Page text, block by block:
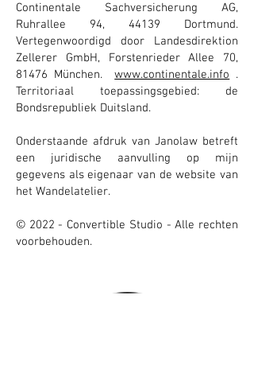
Continentale Sachversicherung AG,
Ruhrallee 94, 44139 Dortmund.
Vertegenwoordigd door Landesdirektion
Zellerer GmbH, Forstenrieder Allee 70,
81476 München.
www.continentale.info .
Territoriaal toepassingsgebied: de
Bondsrepubliek Duitsland.
Onderstaande afdruk van Janolaw betreft
een juridische aanvulling op mijn
gegevens als eigenaar van de website van
het Wandelatelier.
© 2022 - Convertible Studio - Alle rechten
voorbehouden.